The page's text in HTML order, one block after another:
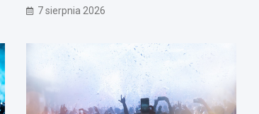
7 sierpnia 2026